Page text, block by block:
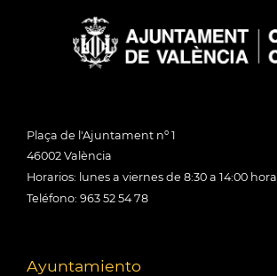
Plaça de l'Ajuntament nº 1
46002 València
Horarios: lunes a viernes de 8:30 a 14:00
Teléfono: 963 52 54 78
Ayuntamiento